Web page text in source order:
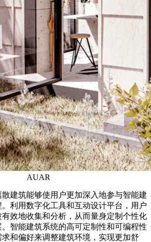
AUAR
建筑能够使用户更加深入地参与智能建
利用数字化工具和互动设计平台，用户
效地收集和分析，从而量身定制个性化
智能建筑系统的高可定制性和可编程性
和偏好来调整建筑环境，实现更加舒